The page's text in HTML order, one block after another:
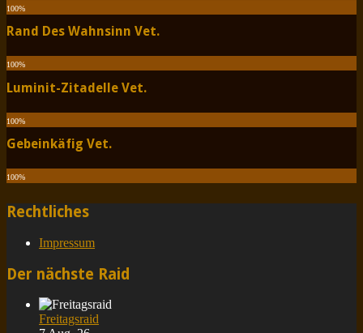
100%
Rand Des Wahnsinn Vet.
100%
Luminit-Zitadelle Vet.
100%
Gebeinkäfig Vet.
100%
Rechtliches
Impressum
Der nächste Raid
Freitagsraid